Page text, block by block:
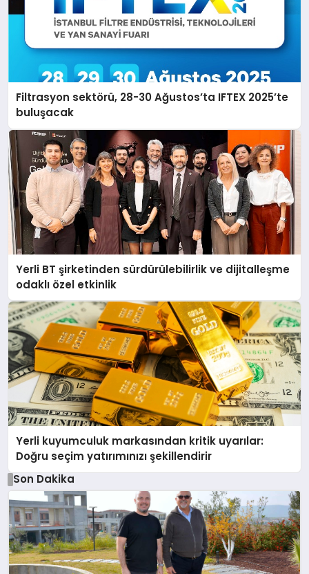
Filtrasyon sektörü, 28-30 Ağustos’ta IFTEX 2025’te
buluşacak
Yerli BT şirketinden sürdürülebilirlik ve dijitalleşme
odaklı özel etkinlik
Yerli kuyumculuk markasından kritik uyarılar:
Doğru seçim yatırımınızı şekillendirir
Son Dakika